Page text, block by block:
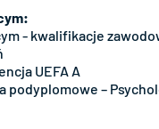
- kwalifikacje
UEFA A
podyplomowe –